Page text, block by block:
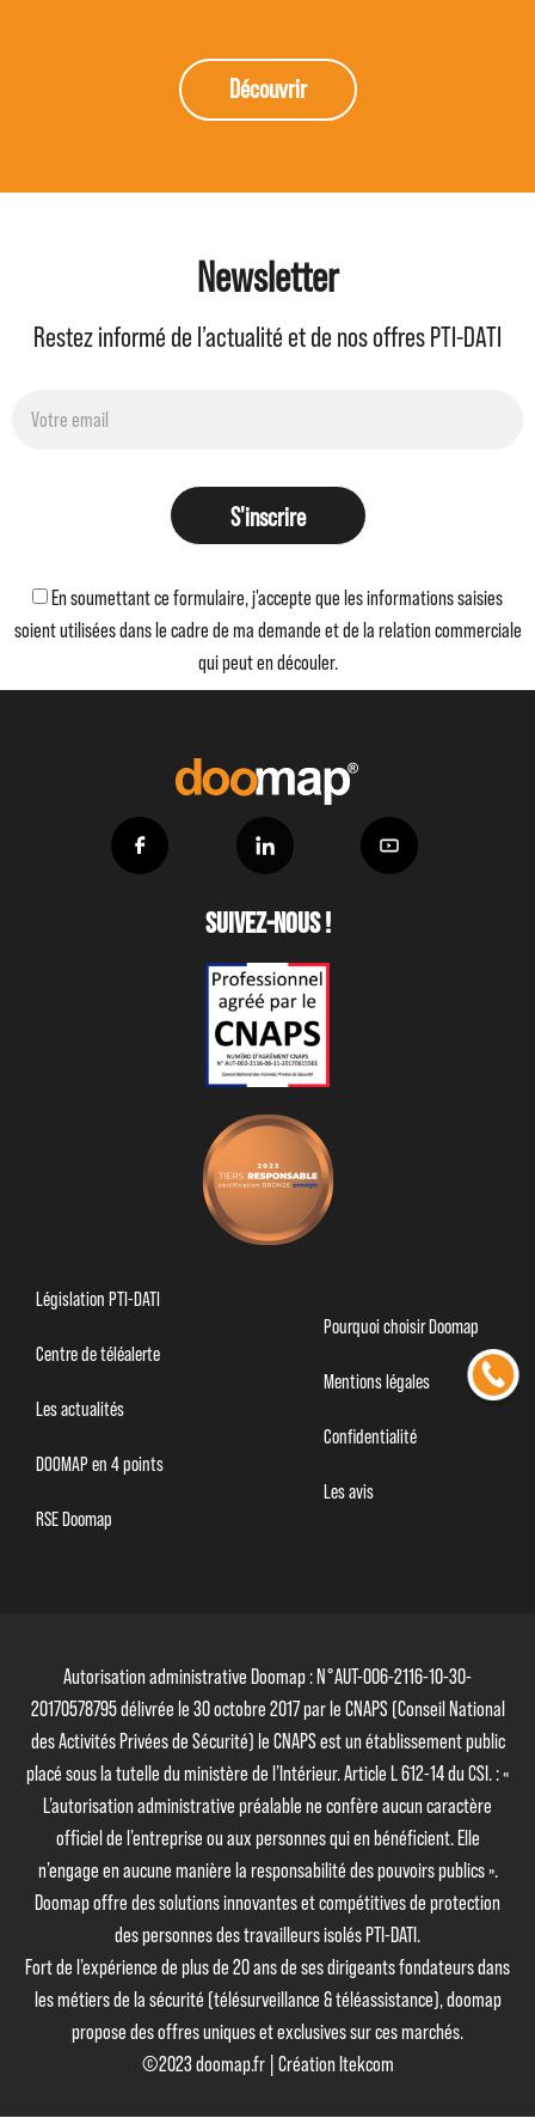
Découvrir
Newsletter
Restez informé de l’actualité et de nos offres PTI-DATI
En soumettant ce formulaire, j'accepte que les informations saisies
soient utilisées dans le cadre de ma demande et de la relation commerciale
qui peut en découler.
S'inscrire
Suivez-nous !
Législation PTI-DATI
Centre de téléalerte
Les actualités
DOOMAP en 4 points
RSE Doomap
Pourquoi choisir Doomap
Mentions légales
Confidentialité
Les avis
Autorisation administrative Doomap : N°AUT-006-2116-10-30-
20170578795 délivrée le 30 octobre 2017 par le CNAPS (Conseil National
des Activités Privées de Sécurité) le CNAPS est un établissement public
placé sous la tutelle du ministère de l’Intérieur. Article L 612-14 du CSI. : «
L’autorisation administrative préalable ne confère aucun caractère
officiel de l’entreprise ou aux personnes qui en bénéficient. Elle
n’engage en aucune manière la responsabilité des pouvoirs publics ».
Doomap offre des solutions innovantes et compétitives de protection
des personnes des travailleurs isolés PTI-DATI.
Fort de l’expérience de plus de 20 ans de ses dirigeants fondateurs dans
les métiers de la sécurité (télésurveillance & téléassistance), doomap
propose des offres uniques et exclusives sur ces marchés.
©2023 doomap.fr | Création Itekcom